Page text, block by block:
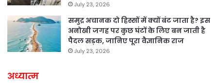
July 23, 2026
समुद्र अचानक दो हिस्सों में क्यों बंट जाता है? इस
अनोखी जगह पर कुछ घंटों के लिए बन जाती है
पैदल सड़क, जानिए पूरा वैज्ञानिक राज
July 23, 2026
अध्यात्म